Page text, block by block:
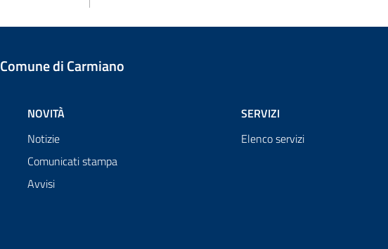
Comune di Carmiano
NOVITÀ
Notizie
Comunicati stampa
Avvisi
SERVIZI
Elenco servizi